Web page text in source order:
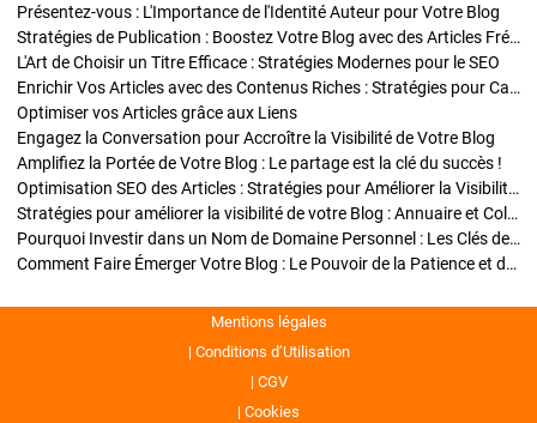
Présentez-vous : L'Importance de l'Identité Auteur pour Votre Blog
Stratégies de Publication : Boostez Votre Blog avec des Articles Fréquents et Exclusifs
L'Art de Choisir un Titre Efficace : Stratégies Modernes pour le SEO
Enrichir Vos Articles avec des Contenus Riches : Stratégies pour Captiver et Optimiser
Optimiser vos Articles grâce aux Liens
Engagez la Conversation pour Accroître la Visibilité de Votre Blog
Amplifiez la Portée de Votre Blog : Le partage est la clé du succès !
Optimisation SEO des Articles : Stratégies pour Améliorer la Visibilité de Votre Blog
Stratégies pour améliorer la visibilité de votre Blog : Annuaire et Collaborations
Pourquoi Investir dans un Nom de Domaine Personnel : Les Clés de la Réussite de Votre Blog
Comment Faire Émerger Votre Blog : Le Pouvoir de la Patience et de la Persévérance
Mentions légales
Conditions d’Utilisation
CGV
Cookies